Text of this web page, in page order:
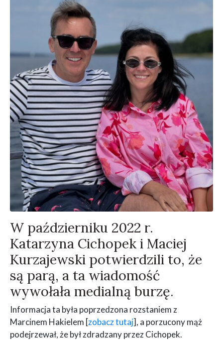
W październiku 2022 r.
Katarzyna Cichopek i Maciej
Kurzajewski potwierdzili to, że
są parą, a ta wiadomość
wywołała medialną burzę.
Informacja ta była poprzedzona rozstaniem z
Marcinem Hakielem [zobacz tutaj], a porzucony mąż
podejrzewał, że był zdradzany przez Cichopek.